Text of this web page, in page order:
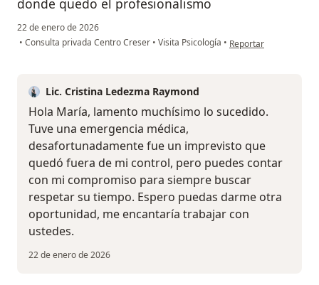
donde quedo el profesionalismo
22 de enero de 2026
• Consulta privada Centro Creser • Visita Psicología • en opinión del
Reportar
Lic. Cristina Ledezma Raymond
Hola María, lamento muchísimo lo sucedido.
Tuve una emergencia médica,
desafortunadamente fue un imprevisto que
quedó fuera de mi control, pero puedes contar
con mi compromiso para siempre buscar
respetar su tiempo. Espero puedas darme otra
oportunidad, me encantaría trabajar con
ustedes.
22 de enero de 2026